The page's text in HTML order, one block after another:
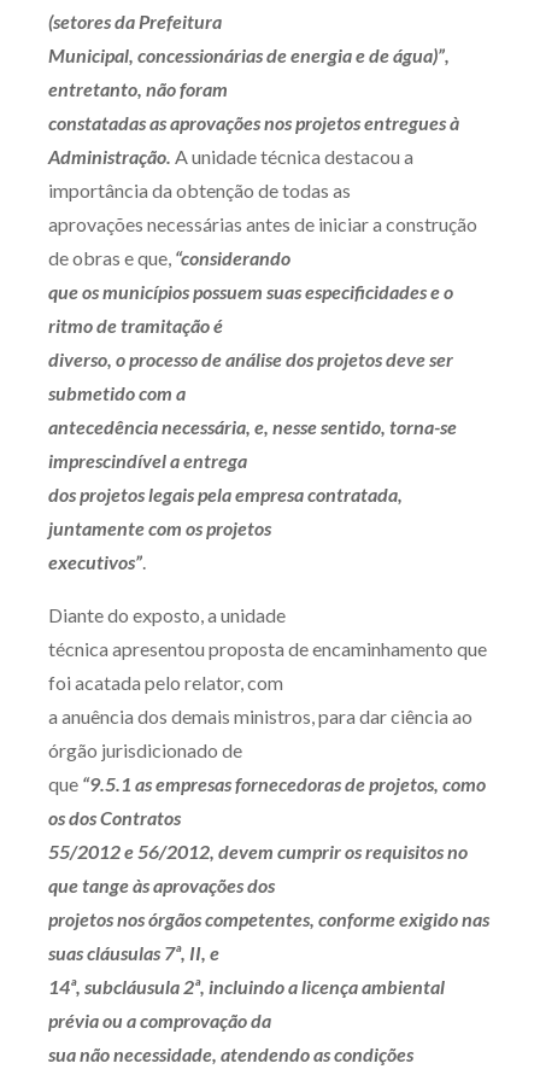
Receba por RSS
Av. Sete de Setembro, 4698
Curitiba CEP
Telefone (41) 2109-8666
Whatsapp (41) 98881-6616
(setores da Prefeitura
Municipal, concessionárias de energia e de água)”,
entretanto, não foram
constatadas as aprovações nos projetos entregues à
Administração. A unidade técnica destacou a
importância da obtenção de todas as
aprovações necessárias antes de iniciar a construção
de obras e que, “considerando
que os municípios possuem suas especificidades e o
ritmo de tramitação é
diverso, o processo de análise dos projetos deve ser
submetido com a
antecedência necessária, e, nesse sentido, torna-se
imprescindível a entrega
dos projetos legais pela empresa contratada,
juntamente com os projetos
executivos”.
Diante do exposto, a unidade
técnica apresentou proposta de encaminhamento que
foi acatada pelo relator, com
a anuência dos demais ministros, para dar ciência ao
órgão jurisdicionado de
que “9.5.1 as empresas fornecedoras de projetos, como
os dos Contratos
55/2012 e 56/2012, devem cumprir os requisitos no
que tange às aprovações dos
projetos nos órgãos competentes, conforme exigido nas
suas cláusulas 7ª, II, e
14ª, subcláusula 2ª, incluindo a licença ambiental
prévia ou a comprovação da
sua não necessidade, atendendo as condições